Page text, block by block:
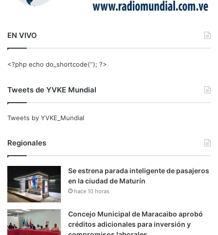
EN VIVO
<?php echo do_shortcode(‘‘); ?>
Tweets de YVKE Mundial
Tweets by YVKE_Mundial
Regionales
Se estrena parada inteligente de pasajeros
en la ciudad de Maturín
hace 10 horas
Concejo Municipal de Maracaibo aprobó
créditos adicionales para inversión y